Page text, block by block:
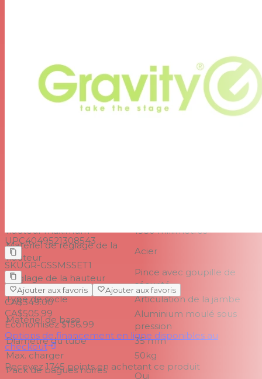
Matériel de base
Zinc moulé sous pression
Modèle de flèche
Ajustement en 2 points
Longueur de la flèche
880 millimètres
4x20mm
hauteur maximum
1950 millimètres
Matériel de réglage de la
hauteur
Acier
Réglage de la hauteur
Pince avec goupille de
sécurité
Type de socle
Articulation de la jambe
Matériel de base
Aluminium moulé sous
pression
Diamètre du tube
35 mm
Max. charger
50kg
Pack de bagues noires
Oui
UPC4049521308543
SKUGR-GSSMSSET1
Ajouter aux favoris Ajouter aux favoris
CA$349.00
CA$505.99
Économisez $156.99
Options de financement en ligne disponibles au
checkout
Recevez 1745 points en achetant ce produit